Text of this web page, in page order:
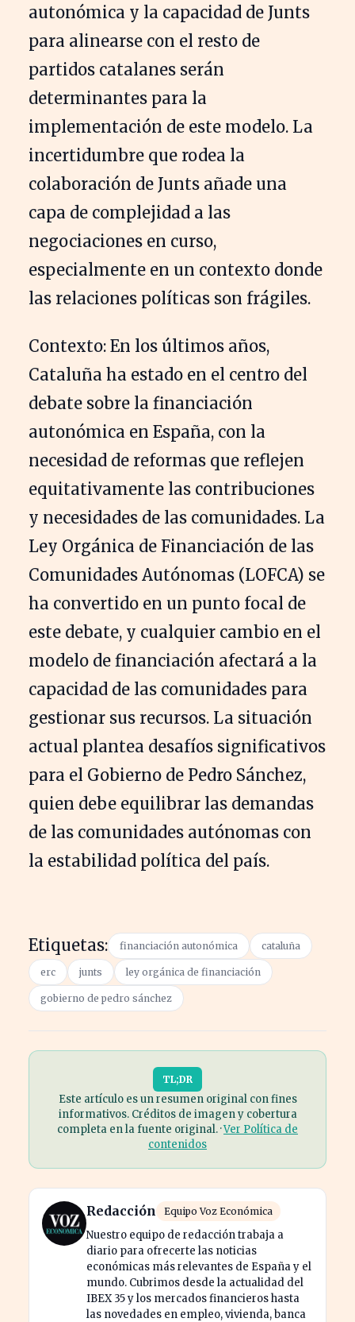
autonómica y la capacidad de Junts
para alinearse con el resto de
partidos catalanes serán
determinantes para la
implementación de este modelo. La
incertidumbre que rodea la
colaboración de Junts añade una
capa de complejidad a las
negociaciones en curso,
especialmente en un contexto donde
las relaciones políticas son frágiles.
Contexto: En los últimos años,
Cataluña ha estado en el centro del
debate sobre la financiación
autonómica en España, con la
necesidad de reformas que reflejen
equitativamente las contribuciones
y necesidades de las comunidades. La
Ley Orgánica de Financiación de las
Comunidades Autónomas (LOFCA) se
ha convertido en un punto focal de
este debate, y cualquier cambio en el
modelo de financiación afectará a la
capacidad de las comunidades para
gestionar sus recursos. La situación
actual plantea desafíos significativos
para el Gobierno de Pedro Sánchez,
quien debe equilibrar las demandas
de las comunidades autónomas con
la estabilidad política del país.
Etiquetas: financiación autonómica cataluña
erc junts ley orgánica de financiación
gobierno de pedro sánchez
TL;DR
Este artículo es un resumen original con fines
informativos. Créditos de imagen y cobertura
completa en la fuente original. ·Ver Política de
contenidos
Redacción Equipo Voz Económica
Nuestro equipo de redacción trabaja a
diario para ofrecerte las noticias
económicas más relevantes de España y el
mundo. Cubrimos desde la actualidad del
IBEX 35 y los mercados financieros hasta
las novedades en empleo, vivienda, banca